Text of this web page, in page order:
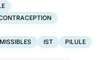
IST PILULE